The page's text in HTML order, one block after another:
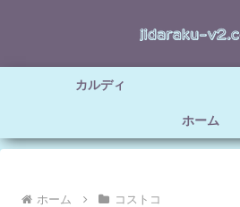
カルディ
ホーム
ホーム コストコ